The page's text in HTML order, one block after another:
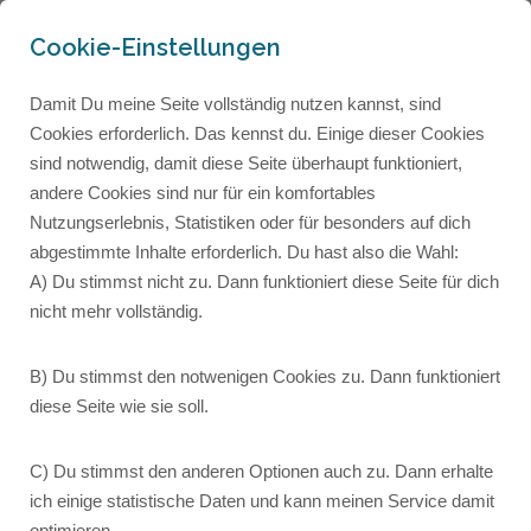
005: Achtung Aufnahme!
Cookie-Einstellungen
Damit Du meine Seite vollständig nutzen kannst, sind
Cookies erforderlich. Das kennst du. Einige dieser Cookies
sind notwendig, damit diese Seite überhaupt funktioniert,
andere Cookies sind nur für ein komfortables
Nutzungserlebnis, Statistiken oder für besonders auf dich
abgestimmte Inhalte erforderlich. Du hast also die Wahl:
A) Du stimmst nicht zu. Dann funktioniert diese Seite für dich
nicht mehr vollständig.
B) Du stimmst den notwenigen Cookies zu. Dann funktioniert
diese Seite wie sie soll.
C) Du stimmst den anderen Optionen auch zu. Dann erhalte
ich einige statistische Daten und kann meinen Service damit